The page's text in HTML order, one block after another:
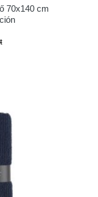
70x140 cm